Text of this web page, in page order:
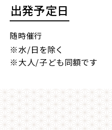
出発予定日
随時催行
※水/日を除く
※大人/子ども同額です